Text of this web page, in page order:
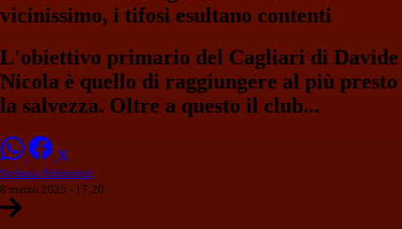
vicinissimo, i tifosi esultano contenti
L'obiettivo primario del Cagliari di Davide
Nicola è quello di raggiungere al più presto
la salvezza. Oltre a questo il club...
Stefania Palminteri
8 marzo 2025 - 17:20